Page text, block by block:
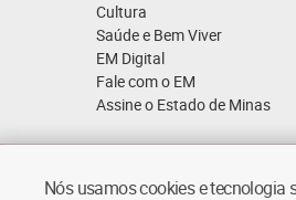
Cultura
Saúde e Bem Viver
EM Digital
Fale com o EM
Assine o Estado de Minas
Quem Somos Política
Nós usamos cookies e tecnologia